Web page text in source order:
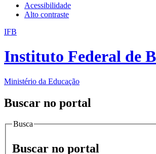
Acessibilidade
Alto contraste
IFB
Instituto Federal de
Ministério da Educação
Buscar no portal
Busca
Buscar no portal